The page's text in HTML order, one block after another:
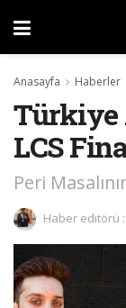
Anasayfa Haberler
Türkiye
LCS
Peri
Haber editörü :